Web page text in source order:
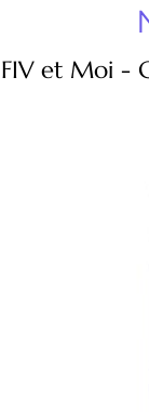
et Moi -